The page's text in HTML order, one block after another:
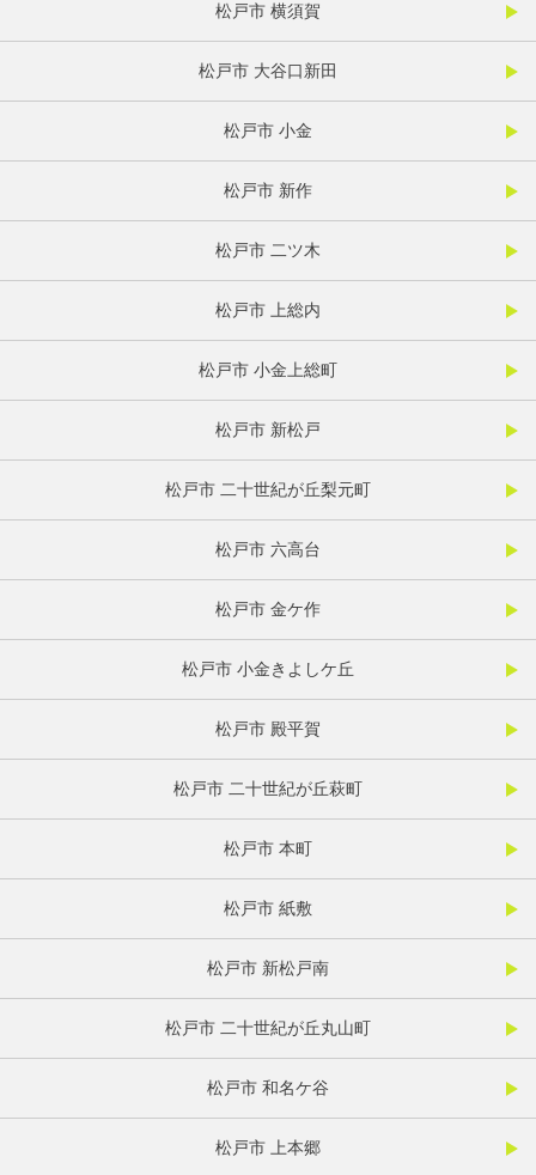
松戸市 横須賀
松戸市 大谷口新田
松戸市 小金
松戸市 新作
松戸市 二ツ木
松戸市 上総内
松戸市 小金上総町
松戸市 新松戸
松戸市 二十世紀が丘梨元町
松戸市 六高台
松戸市 金ケ作
松戸市 小金きよしケ丘
松戸市 殿平賀
松戸市 二十世紀が丘萩町
松戸市 本町
松戸市 紙敷
松戸市 新松戸南
松戸市 二十世紀が丘丸山町
松戸市 和名ケ谷
松戸市 上本郷